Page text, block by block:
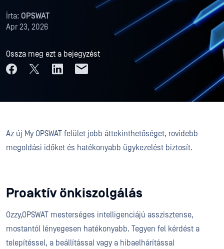
Írta: OPSWAT
Apr 23, 2026
Ossza meg ezt a bejegyzést
Az új My OPSWAT felület jobb áttekinthetőséget, rövidebb
megoldási időket és hatékonyabb ügykezelést biztosít.
Proaktív önkiszolgálás
Ozzy,OPSWAT mesterséges intelligenciájú asszisztense,
mostantól lényegesen hatékonyabb. Tegyen fel kérdést a
telepítéssel, a beállítással vagy a hibaelhárítással